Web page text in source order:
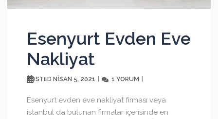
Esenyurt Evden Eve
Nakliyat
POSTED NISAN 5, 2021 1 YORUM
Esenyurt evden eve nakliyat firması veya
istanbul da bulunan firmalar içerisinde en